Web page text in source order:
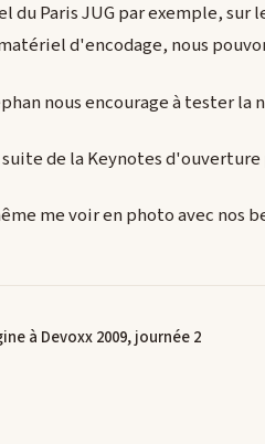
du Paris JUG par exemple,
d'encodage, nous
nous encourage à tester la
de la Keynotes
me voir en photo avec nos
à Devoxx 2009, journée 2